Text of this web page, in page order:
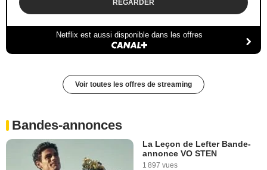
REGARDER
Netflix est aussi disponible dans les offres
Voir toutes les offres de streaming
Bandes-annonces
La Leçon de Lefter Bande-
annonce VO STEN
1 897 vues